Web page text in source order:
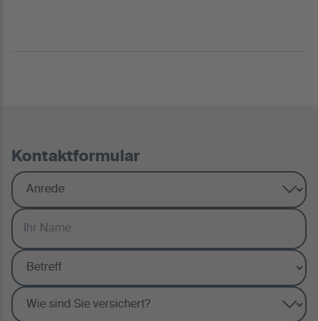
Kontaktformular